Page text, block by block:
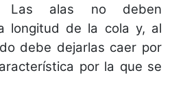
Las alas no deben
longitud de la cola y, al
debe dejarlas caer por
por la que se